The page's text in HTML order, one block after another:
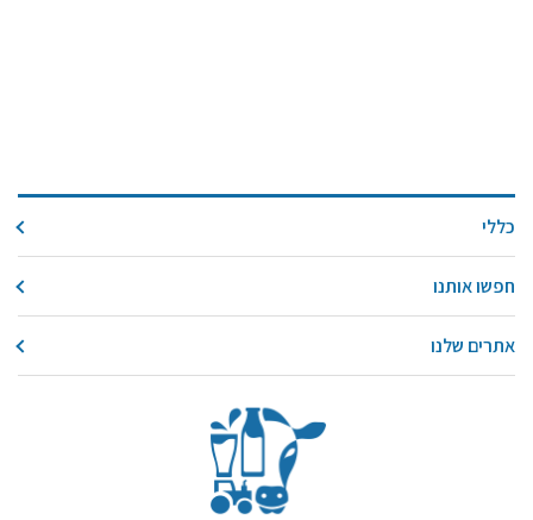
כללי
חפשו אותנו
אתרים שלנו